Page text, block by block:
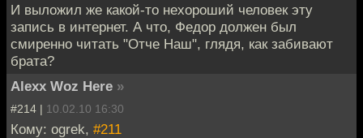
И выложил же какой-то нехороший человек эту
запись в интернет. А что, Федор должен был
смиренно читать "Отче Наш", глядя, как забивают
брата?
Alexx Woz Here »
#214 | 10.02.10 16:30
Кому: ogrek, #211